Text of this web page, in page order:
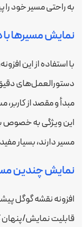
به راحتی مسیر خود را
نمایش مسیرها
با استفاده از این
دستورالعمل‌های
مبدأ و مقصد از
این ویژگی به خصوص
مسیر دارند، بسیار
نمایش چندین
افزونه نقشه گوگل
قابلیت نمایش/پنهان